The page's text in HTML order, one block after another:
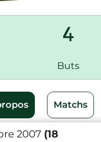
4
Buts
Matchs
2007 (18